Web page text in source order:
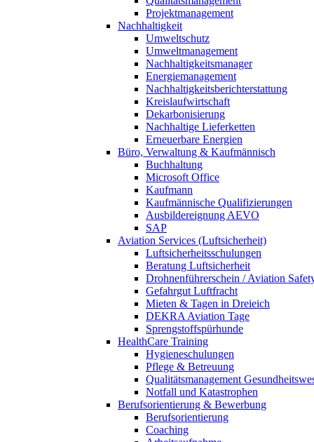
Projektmanagement
Nachhaltigkeit
Umweltschutz
Umweltmanagement
Nachhaltigkeitsmanager
Energiemanagement
Nachhaltigkeitsberichterstattung
Kreislaufwirtschaft
Dekarbonisierung
Nachhaltige Lieferketten
Erneuerbare Energien
Büro, Verwaltung & Kaufmännisch
Buchhaltung
Microsoft Office
Kaufmann
Kaufmännische Qualifizierungen
Ausbildereignung AEVO
SAP
Aviation Services (Luftsicherheit)
Luftsicherheitsschulungen
Beratung Luftsicherheit
Drohnenführerschein / Aviation
Gefahrgut Luftfracht
Mieten & Tagen in Dreieich
DEKRA Aviation Tage
Sprengstoffspürhunde
HealthCare Training
Hygieneschulungen
Pflege & Betreuung
Qualitätsmanagement
Notfall und Katastrophen
Berufsorientierung & Bewerbung
Berufsorientierung
Coaching